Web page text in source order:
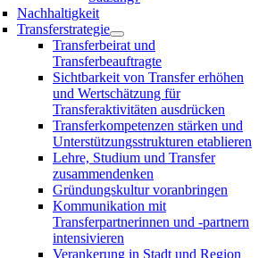
Nachhaltigkeit
Transferstrategie
Transferbeirat und
Transferbeauftragte
Sichtbarkeit von Transfer erhöhen
und Wertschätzung für
Transferaktivitäten ausdrücken
Transferkompetenzen stärken und
Unterstützungsstrukturen etablieren
Lehre, Studium und Transfer
zusammendenken
Gründungskultur voranbringen
Kommunikation mit
Transferpartnerinnen und -partnern
intensivieren
Verankerung in Stadt und Region